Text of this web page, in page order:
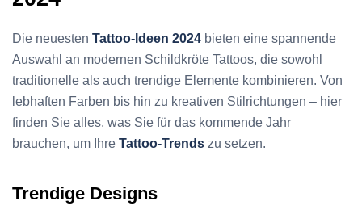
Die neuesten Tattoo-Ideen 2024 bieten eine spannende
Auswahl an modernen Schildkröte Tattoos, die sowohl
traditionelle als auch trendige Elemente kombinieren. Von
lebhaften Farben bis hin zu kreativen Stilrichtungen – hier
finden Sie alles, was Sie für das kommende Jahr
brauchen, um Ihre Tattoo-Trends zu setzen.
Trendige Designs